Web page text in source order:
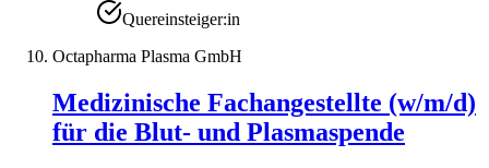
Quereinsteiger:in
Octapharma Plasma GmbH
Medizinische Fachangestellte (w/m/d)
für die Blut- und Plasmaspende